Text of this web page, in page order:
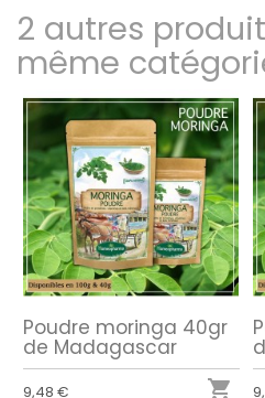
2 autres
même
Poudre moringa 40gr
de Madagascar
9,48 € 